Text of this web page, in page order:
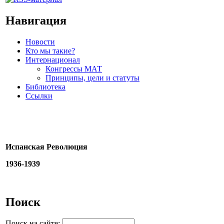
Навигация
Новости
Кто мы такие?
Интернационал
Конгрессы МАТ
Принципы, цели и статуты
Библиотека
Ссылки
Испанская Революция
1936-1939
Поиск